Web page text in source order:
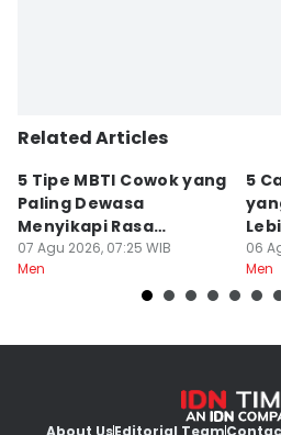
Related Articles
5 Tipe MBTI Cowok yang
Paling Dewasa
Menyikapi Rasa
Cemburu
07 Agu 2026, 07:25 WIB
Men
5
06
Men
About UsEditorial Team